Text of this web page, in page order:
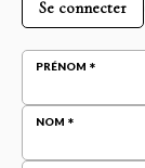
Se connecter
PRÉNOM
NOM